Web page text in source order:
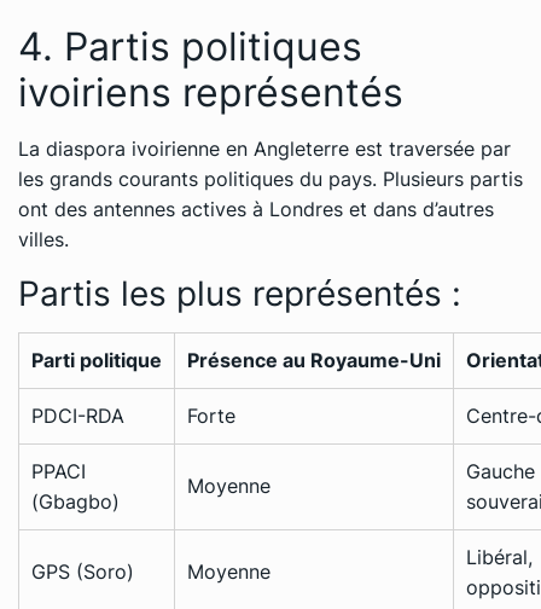
4. Partis politiques
ivoiriens représentés
La diaspora ivoirienne en Angleterre est traversée par
les grands courants politiques du pays. Plusieurs partis
ont des antennes actives à Londres et dans d’autres
villes.
Partis les plus représentés :
Parti politique Présence au Royaume-Uni
PDCI-RDA Forte
PPACI
(Gbagbo)
Moyenne
Gauche
GPS (Soro) Moyenne
Libéral,